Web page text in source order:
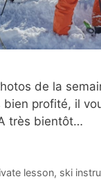
de la
profité, il
très bientôt…
lesson, ski